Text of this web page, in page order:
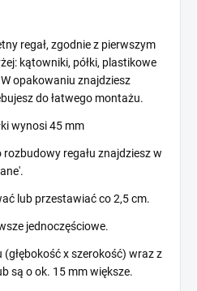
regał, zgodnie z pierwszym
kątowniki, półki, plastikowe
opakowaniu znajdziesz
do łatwego montażu.
wynosi 45 mm
regału znajdziesz w
lub przestawiać co 2,5 cm.
jednoczęściowe.
(głębokość x szerokość) wraz z
są o ok. 15 mm większe.